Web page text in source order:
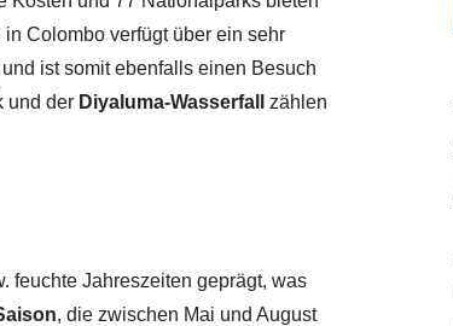
in Colombo verfügt über ein sehr
ist somit ebenfalls einen Besuch
und der Diyaluma-Wasserfall
zählen
feuchte Jahreszeiten geprägt, was
, die zwischen Mai und August